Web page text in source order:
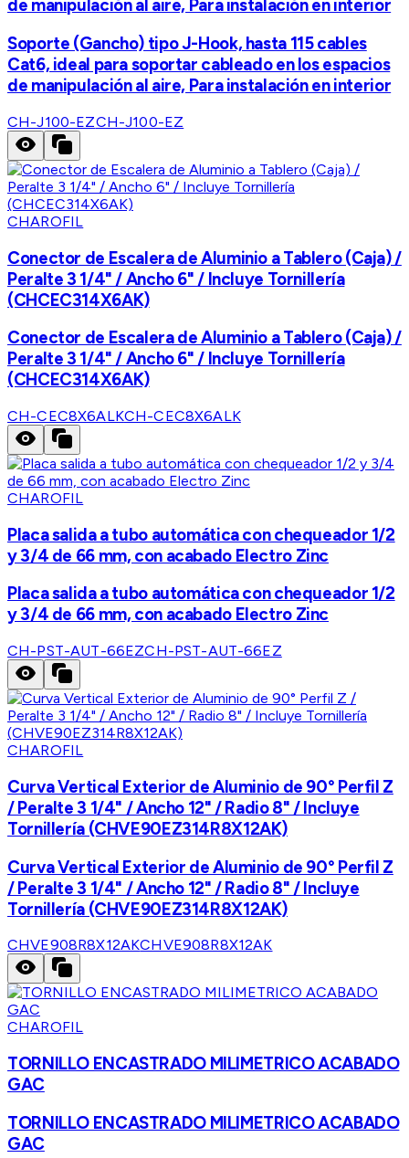
de manipulación al aire, Para instalación en interior
Soporte (Gancho) tipo J-Hook, hasta 115 cables
Cat6, ideal para soportar cableado en los espacios
de manipulación al aire, Para instalación en interior
CH-J100-EZCH-J100-EZ
CHAROFIL
Conector de Escalera de Aluminio a Tablero (Caja) /
Peralte 3 1/4" / Ancho 6" / Incluye Tornillería
(CHCEC314X6AK)
Conector de Escalera de Aluminio a Tablero (Caja) /
Peralte 3 1/4" / Ancho 6" / Incluye Tornillería
(CHCEC314X6AK)
CH-CEC8X6ALKCH-CEC8X6ALK
CHAROFIL
Placa salida a tubo automática con chequeador 1/2
y 3/4 de 66 mm, con acabado Electro Zinc
Placa salida a tubo automática con chequeador 1/2
y 3/4 de 66 mm, con acabado Electro Zinc
CH-PST-AUT-66EZCH-PST-AUT-66EZ
CHAROFIL
Curva Vertical Exterior de Aluminio de 90° Perfil Z
/ Peralte 3 1/4" / Ancho 12" / Radio 8" / Incluye
Tornillería (CHVE90EZ314R8X12AK)
Curva Vertical Exterior de Aluminio de 90° Perfil Z
/ Peralte 3 1/4" / Ancho 12" / Radio 8" / Incluye
Tornillería (CHVE90EZ314R8X12AK)
CHVE908R8X12AKCHVE908R8X12AK
CHAROFIL
TORNILLO ENCASTRADO MILIMETRICO ACABADO
GAC
TORNILLO ENCASTRADO MILIMETRICO ACABADO
GAC